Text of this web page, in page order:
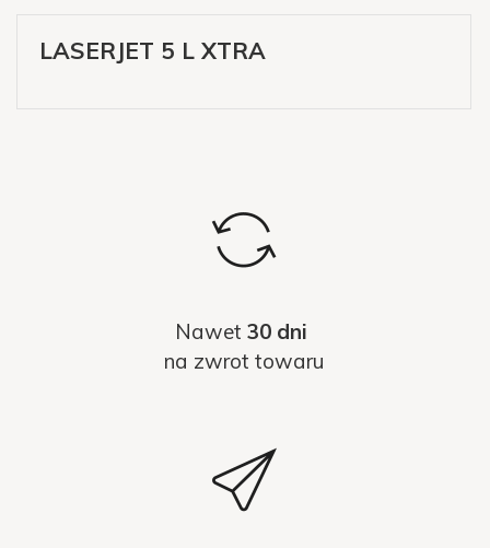
LASERJET 5 L XTRA
Nawet 30 dni
na zwrot towaru